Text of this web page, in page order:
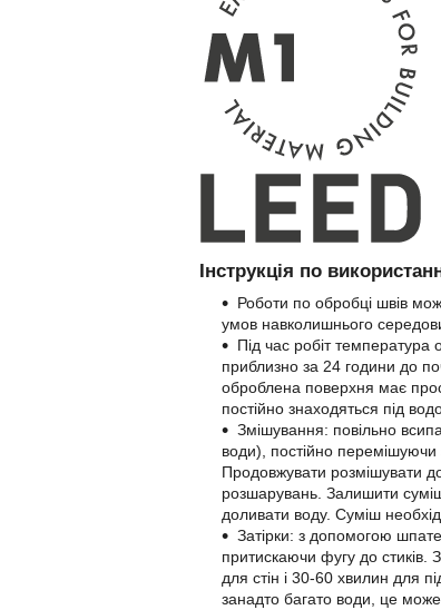
Інструкція по
Роботи по обробці швів
умов навколишнього
Під час робіт температура
приблизно за 24 години до
оброблена поверхня має
постійно знаходяться під
Змішування: повільно
води), постійно перемішуючи
Продовжувати розмішувати
розшарувань. Залишити
доливати воду. Суміш
Затірки: з допомогою
притискаючи фугу до
для стін і 30-60 хвилин для
занадто багато води, це